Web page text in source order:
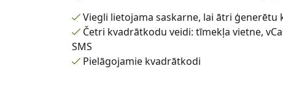
Viegli lietojama saskarne, lai ātri ģenerētu
Četri kvadrātkodu veidi: tīmekļa vietne,
SMS
Pielāgojamie kvadrātkodi